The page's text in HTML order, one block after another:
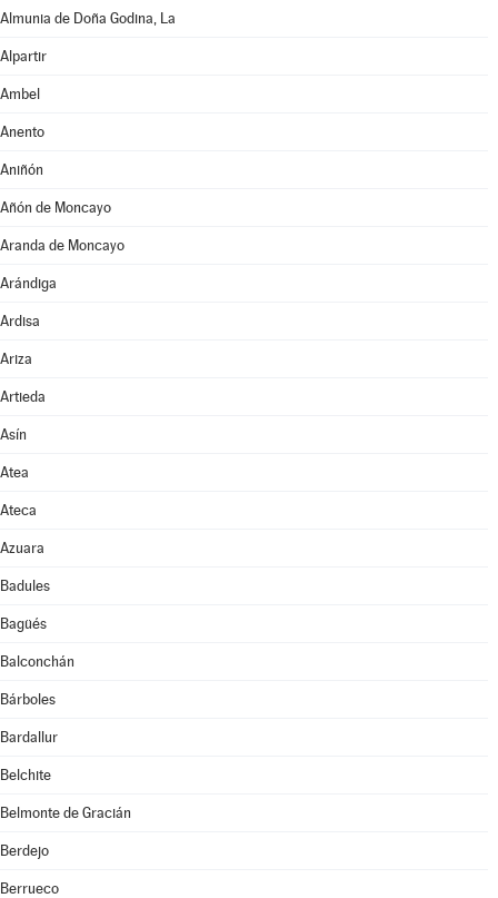
Almunia de Doña Godina, La
Alpartir
Ambel
Anento
Aniñón
Añón de Moncayo
Aranda de Moncayo
Arándiga
Ardisa
Ariza
Artieda
Asín
Atea
Ateca
Azuara
Badules
Bagüés
Balconchán
Bárboles
Bardallur
Belchite
Belmonte de Gracián
Berdejo
Berrueco